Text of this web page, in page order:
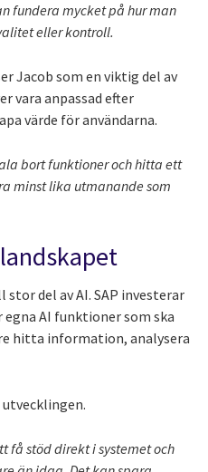
fundera mycket på hur man
eller kontroll.
Jacob som en viktig del av
vara anpassad efter
värde för användarna.
bort funktioner och hitta ett
minst lika utmanande som
del av AI. SAP investerar
AI funktioner som ska
hitta information, analysera
få stöd direkt i systemet och